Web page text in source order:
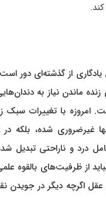
از گذشته‌ای دور
زنده ماندن نیاز به
امروزه با تغییرات سبک
غیرضروری شده، بلکه در
درد و ناراحتی تبدیل
از ظرفیت‌های بالقوه
اگرچه دیگر در جویدن